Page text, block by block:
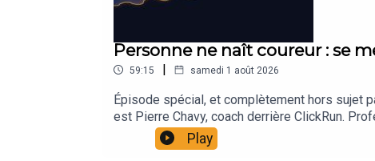
Personne ne naît coureur : se
59:15 | samedi 1 août 2026
Épisode spécial, et complètement hors sujet
est Pierre Chavy, coach derrière ClickRun.
alors même qu'au départ il n'aimait pas
sur semi, 36'41 sur 10 km, mais aussi le
Play